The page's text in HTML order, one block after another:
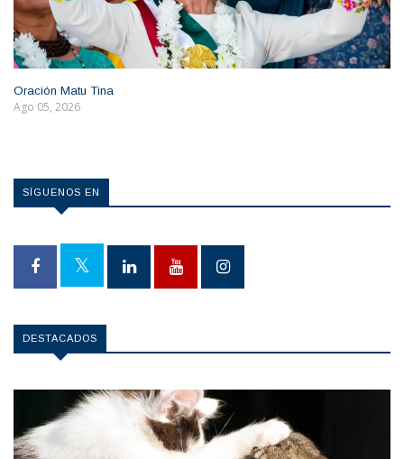
Oración Matu Tina
Ago 05, 2026
SÍGUENOS EN
DESTACADOS